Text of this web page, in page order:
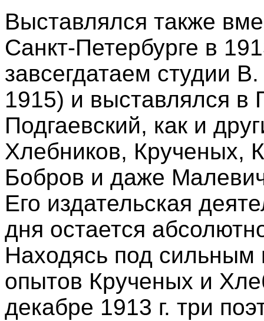
Выставлялся также
Санкт-Петербурге в
завсегдатаем студии
1915) и выставлялся в
Подгаевский, как и
Хлебников, Крученых,
Бобров и даже
Его издательская
дня остается
Находясь под сильным
опытов Крученых и
декабре 1913 г. три